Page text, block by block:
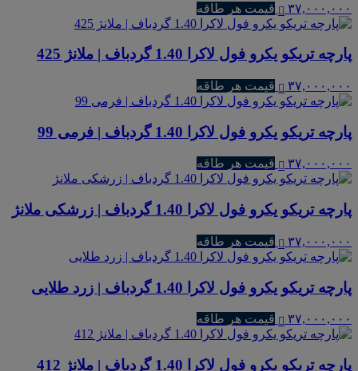
۳۷,۰۰۰,۰۰۰ قیمت هر طاقه
پارچه تریکو یکرو فول لاکرا 1.40 گردباف | ملانژ 425
۳۷,۰۰۰,۰۰۰ قیمت هر طاقه
پارچه تریکو یکرو فول لاکرا 1.40 گردباف | فرمی 99
۳۷,۰۰۰,۰۰۰ قیمت هر طاقه
پارچه تریکو یکرو فول لاکرا 1.40 گردباف | زرشکی ملانژ
۳۷,۰۰۰,۰۰۰ قیمت هر طاقه
پارچه تریکو یکرو فول لاکرا 1.40 گردباف | زرد طلایی
۳۷,۰۰۰,۰۰۰ قیمت هر طاقه
پارچه تریکو یکرو فول لاکرا 1.40 گردباف | ملانژ 412